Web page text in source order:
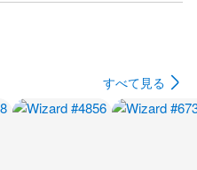
すべて見る